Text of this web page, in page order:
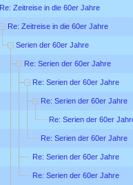
Re: Zeitreise in die 60er Jahre
Re: Zeitreise in die 60er Jahre
Serien der 60er Jahre
Re: Serien der 60er Jahre
Re: Serien der 60er Jahre
Re: Serien der 60er Jahre
Re: Serien der 60er
Re: Serien der 60er Jahre
Re: Serien der 60er Jahre
Re: Serien der 60er Jahre